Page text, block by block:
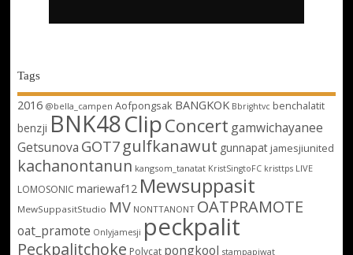
Tags
2016 @bella_campen Aofpongsak BANGKOK Bbrightvc benchalatit
benzji BNK48ClipConcert gamwichayanee
Getsunova GOT7 gulfkanawut gunnapat jamesjiunited
kachanontanun kangsom_tanatat KristSingtoFC kristtps LIVE
LOMOSONIC mariewaf12 Mewsuppasit
MewSuppasitStudio MV NONTTANONT OATPRAMOTE
oat_pramote Onlyjamesji peckpalit
Peckpalitchoke Polycat pongkool stampapiwat